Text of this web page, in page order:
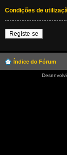
Condições de
Registe-se
Índice do Fórum